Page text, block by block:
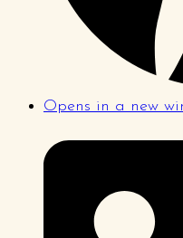
Opens in a new